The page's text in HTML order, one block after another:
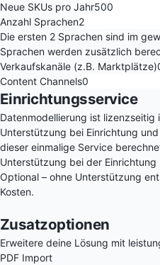
Neue SKUs pro Jahr
Anzahl Sprachen
Die ersten 2 Sprachen sind im
Sprachen werden zusätzlich
Verkaufskanäle (z.B. Marktplätze)
Content Channels
Einrichtungsservice
Datenmodellierung ist lizenzseitig
Unterstützung bei Einrichtung
dieser einmalige Service
Unterstützung bei der Einrichtung
Optional – ohne Unterstützung
Kosten.
Zusatzoptionen
Erweitere deine Lösung mit
PDF Import